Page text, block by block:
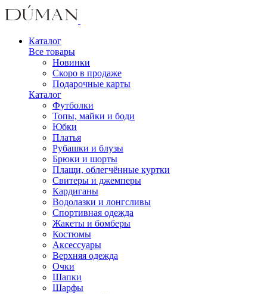
Каталог
Все товары
Новинки
Скоро в продаже
Подарочные карты
Каталог
Футболки
Топы, майки и боди
Юбки
Платья
Рубашки и блузы
Брюки и шорты
Плащи, облегчённые куртки
Свитеры и джемперы
Кардиганы
Водолазки и лонгсливы
Спортивная одежда
Жакеты и бомберы
Костюмы
Аксессуары
Верхняя одежда
Очки
Шапки
Шарфы